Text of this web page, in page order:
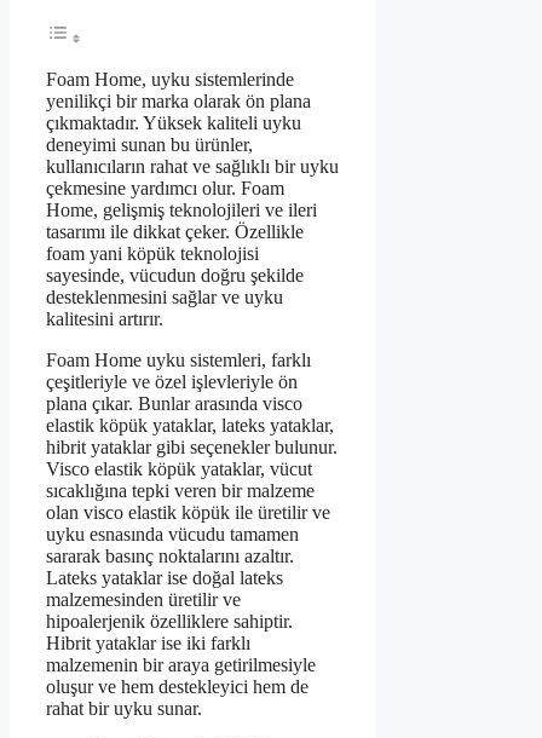
Foam Home, uyku sistemlerinde
yenilikçi bir marka olarak ön plana
çıkmaktadır. Yüksek kaliteli uyku
deneyimi sunan bu ürünler,
kullanıcıların rahat ve sağlıklı bir uyku
çekmesine yardımcı olur. Foam
Home, gelişmiş teknolojileri ve ileri
tasarımı ile dikkat çeker. Özellikle
foam yani köpük teknolojisi
sayesinde, vücudun doğru şekilde
desteklenmesini sağlar ve uyku
kalitesini artırır.
Foam Home uyku sistemleri, farklı
çeşitleriyle ve özel işlevleriyle ön
plana çıkar. Bunlar arasında visco
elastik köpük yataklar, lateks yataklar,
hibrit yataklar gibi seçenekler bulunur.
Visco elastik köpük yataklar, vücut
sıcaklığına tepki veren bir malzeme
olan visco elastik köpük ile üretilir ve
uyku esnasında vücudu tamamen
sararak basınç noktalarını azaltır.
Lateks yataklar ise doğal lateks
malzemesinden üretilir ve
hipoalerjenik özelliklere sahiptir.
Hibrit yataklar ise iki farklı
malzemenin bir araya getirilmesiyle
oluşur ve hem destekleyici hem de
rahat bir uyku sunar.